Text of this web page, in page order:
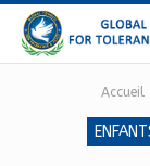
Accueil